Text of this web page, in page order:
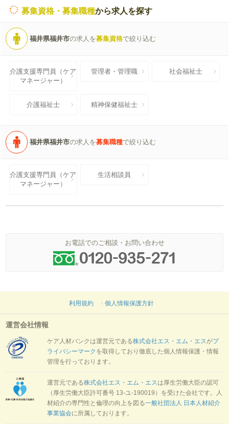
募集資格・募集職種から求人を探す
福井県福井市の求人を募集資格で絞り込む
介護支援専門員（ケア
マネージャー）
管理者・管理職 社会福祉士
介護福祉士 精神保健福祉士
福井県福井市の求人を募集職種で絞り込む
介護支援専門員（ケア
マネージャー）
生活相談員
お電話でのご相談・お問い合わせ
利用規約 個人情報保護方針
運営会社情報
ケア人材バンクは運営元である株式会社エス・エム・エスがプ
ライバシーマーク を取得しており徹底した個人情報保護・情報
管理を行っております。
運営元である株式会社エス・エム・エスは厚生労働大臣の認可
（厚生労働大臣許可番号 13-ユ-190019）を受けた会社です。人
材紹介の専門性と倫理の向上を図る一般社団法人 日本人材紹介
事業協会に所属しております。